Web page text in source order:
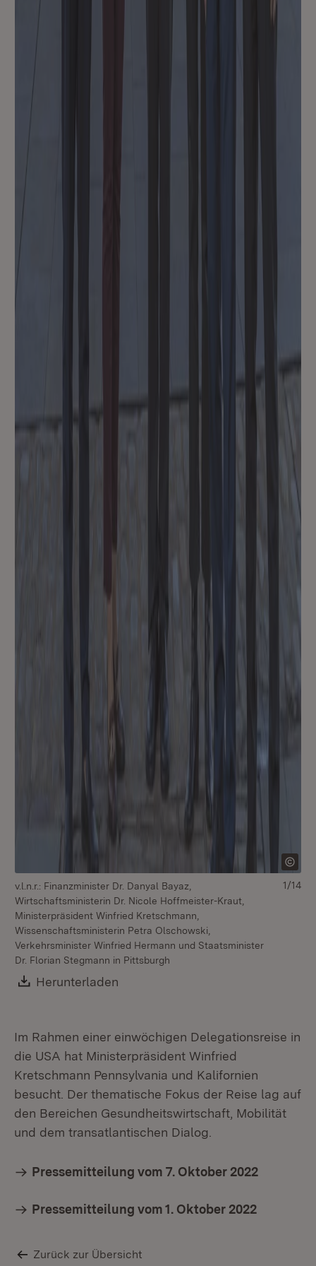
v.l.n.r.: Finanzminister Dr. Danyal Bayaz,
Wirtschaftsministerin Dr. Nicole Hoffmeister-Kraut,
Ministerpräsident Winfried Kretschmann,
Wissenschaftsministerin Petra Olschowski,
Verkehrsminister Winfried Hermann und Staatsminister
Dr. Florian Stegmann in Pittsburgh
Download:
Herunterladen
1/14
Im Rahmen einer einwöchigen Delegationsreise in
die USA hat Ministerpräsident Winfried
Kretschmann Pennsylvania und Kalifornien
besucht. Der thematische Fokus der Reise lag auf
den Bereichen Gesundheitswirtschaft, Mobilität
und dem transatlantischen Dialog.
Pressemitteilung vom 7. Oktober 2022
Pressemitteilung vom 1. Oktober 2022
Zurück zur Übersicht